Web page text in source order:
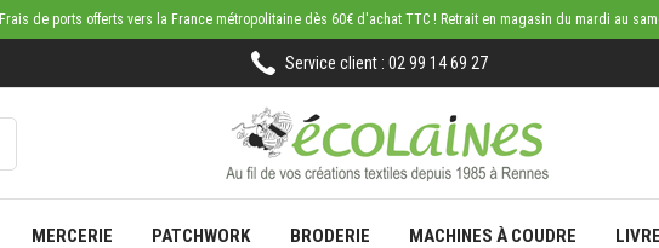
Frais de ports offerts vers la France métropolitaine dès 60€ d'achat TTC ! Retrait en magasin du mardi au
Service client : 02 99 14 69 27
MERCERIE PATCHWORK BRODERIE MACHINES À COUDRE